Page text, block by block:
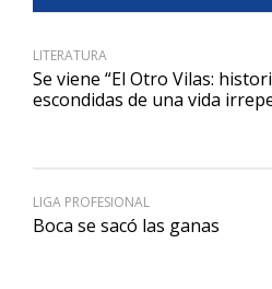
LITERATURA
Se viene “El Otro Vilas:
escondidas de una vida
LIGA PROFESIONAL
Boca se sacó las ganas